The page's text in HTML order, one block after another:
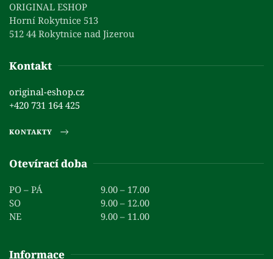
ORIGINAL ESHOP
Horní Rokytnice 513
512 44 Rokytnice nad Jizerou
Kontakt
original-eshop.cz
+420 731 164 425
KONTAKTY
Otevírací doba
PO – PÁ
9.00 – 17.00
SO
9.00 – 12.00
NE
9.00 – 11.00
Informace